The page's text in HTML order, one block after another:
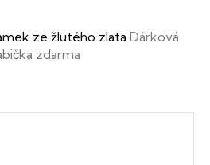
ze žlutého zlata Dárková
zdarma